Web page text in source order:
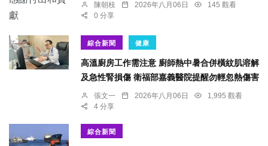
陳朝枝 2026年八月06日
145 觀看
0 分享
綜合新聞 健康
高溫廚房工作需注意 廚師熱中暑合併橫紋肌溶解
及急性腎損傷 衛福部嘉義醫院提醒勿輕忽熱傷害
張文一 2026年八月06日
1,995 觀看
4 分享
綜合新聞